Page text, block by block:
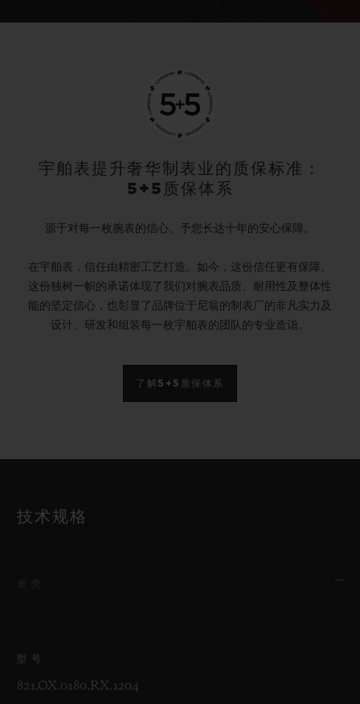
宇舶表提升奢华制表业的质保标准：
5+5质保体系
源于对每一枚腕表的信心。予您长达十年的安心保障。
在宇舶表，信任由精密工艺打造。如今，这份信任更有保障。
这份独树一帜的承诺体现了我们对腕表品质、耐用性及整体性
能的坚定信心，也彰显了品牌位于尼翁的制表厂的非凡实力及
设计、研发和组装每一枚宇舶表的团队的专业造诣。
了解5+5质保体系
技术规格
型号
821.OX.0180.RX.1204